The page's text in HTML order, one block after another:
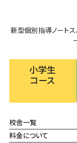
新型個別指導ノート
小学生
コース
校舎一覧
料金について